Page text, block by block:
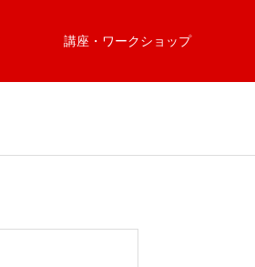
講座・ワークショップ